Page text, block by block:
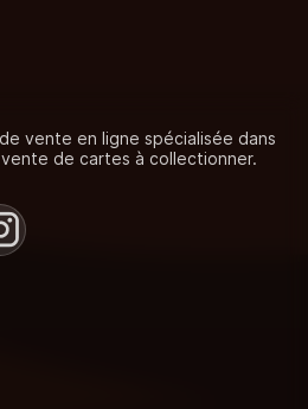
vente en ligne spécialisée dans
de cartes à collectionner.